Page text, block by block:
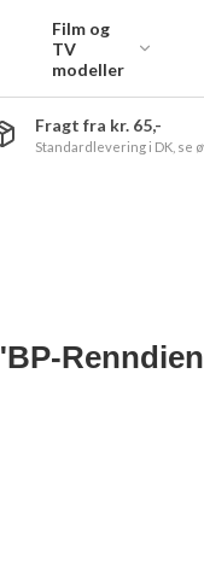
Film og
TV
modeller
Fragt fra kr. 65,-
Standardlevering i DK, se